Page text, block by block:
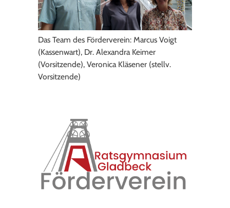
Das Team des Förderverein: Marcus Voigt
(Kassenwart), Dr. Alexandra Keimer
(Vorsitzende), Veronica Kläsener (stellv.
Vorsitzende)